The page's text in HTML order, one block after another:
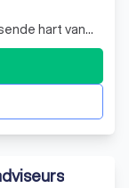
hart van
dynamische
en fiscale
op